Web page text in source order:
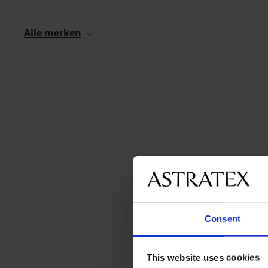
Consent
This website uses cookies
Alle merken